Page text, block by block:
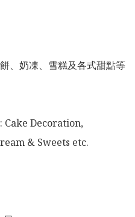
、奶凍、雪糕及各式甜點等
Decoration,
& Sweets etc.